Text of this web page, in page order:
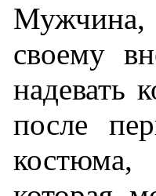
своему
надевать
после